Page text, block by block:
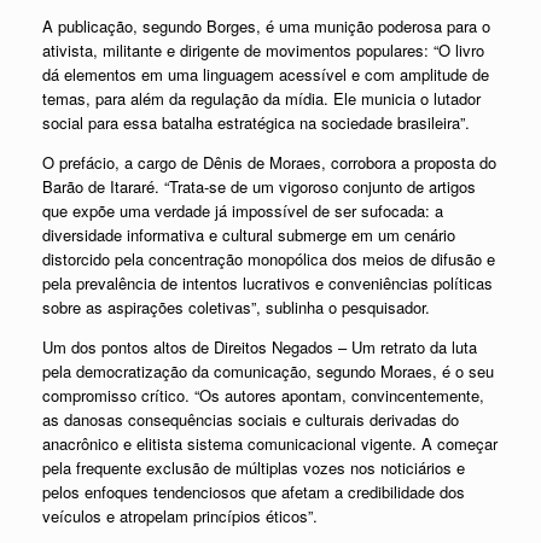
A publicação, segundo Borges, é uma munição poderosa para o
ativista, militante e dirigente de movimentos populares: “O livro
dá elementos em uma linguagem acessível e com amplitude de
temas, para além da regulação da mídia. Ele municia o lutador
social para essa batalha estratégica na sociedade brasileira”.
O prefácio, a cargo de Dênis de Moraes, corrobora a proposta do
Barão de Itararé. “Trata-se de um vigoroso conjunto de artigos
que expõe uma verdade já impossível de ser sufocada: a
diversidade informativa e cultural submerge em um cenário
distorcido pela concentração monopólica dos meios de difusão e
pela prevalência de intentos lucrativos e conveniências políticas
sobre as aspirações coletivas”, sublinha o pesquisador.
Um dos pontos altos de Direitos Negados – Um retrato da luta
pela democratização da comunicação, segundo Moraes, é o seu
compromisso crítico. “Os autores apontam, convincentemente,
as danosas consequências sociais e culturais derivadas do
anacrônico e elitista sistema comunicacional vigente. A começar
pela frequente exclusão de múltiplas vozes nos noticiários e
pelos enfoques tendenciosos que afetam a credibilidade dos
veículos e atropelam princípios éticos”.